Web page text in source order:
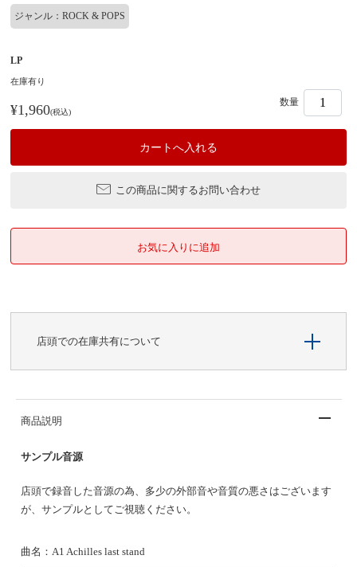
ジャンル：ROCK & POPS
LP
在庫有り
¥1,960(税込)
数量
この商品に関するお問い合わせ
店頭での在庫共有について
商品説明
サンプル音源
店頭で録音した音源の為、多少の外部音や音質の悪さはございます
が、サンプルとしてご視聴ください。
曲名：A1 Achilles last stand